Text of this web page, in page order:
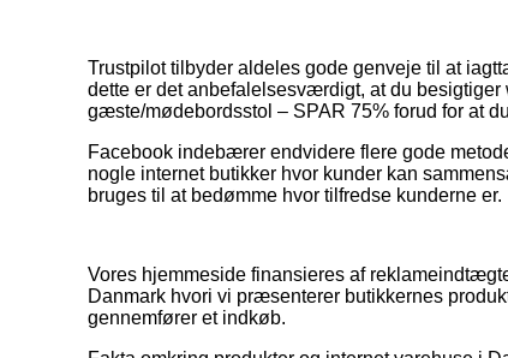
Trustpilot tilbyder aldeles gode genveje til at
dette er det anbefalelsesværdigt, at du
gæste/mødebordsstol – SPAR 75% forud for at
Facebook indebærer endvidere flere gode
nogle internet butikker hvor kunder kan
bruges til at bedømme hvor tilfredse kunderne er.
Vores hjemmeside finansieres af
Danmark hvori vi præsenterer butikkernes
gennemfører et indkøb.